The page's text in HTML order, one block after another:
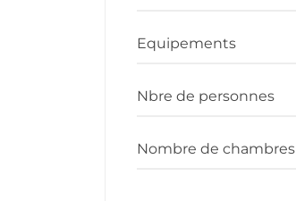
Equipements
Nbre de personnes
Nombre de chambres